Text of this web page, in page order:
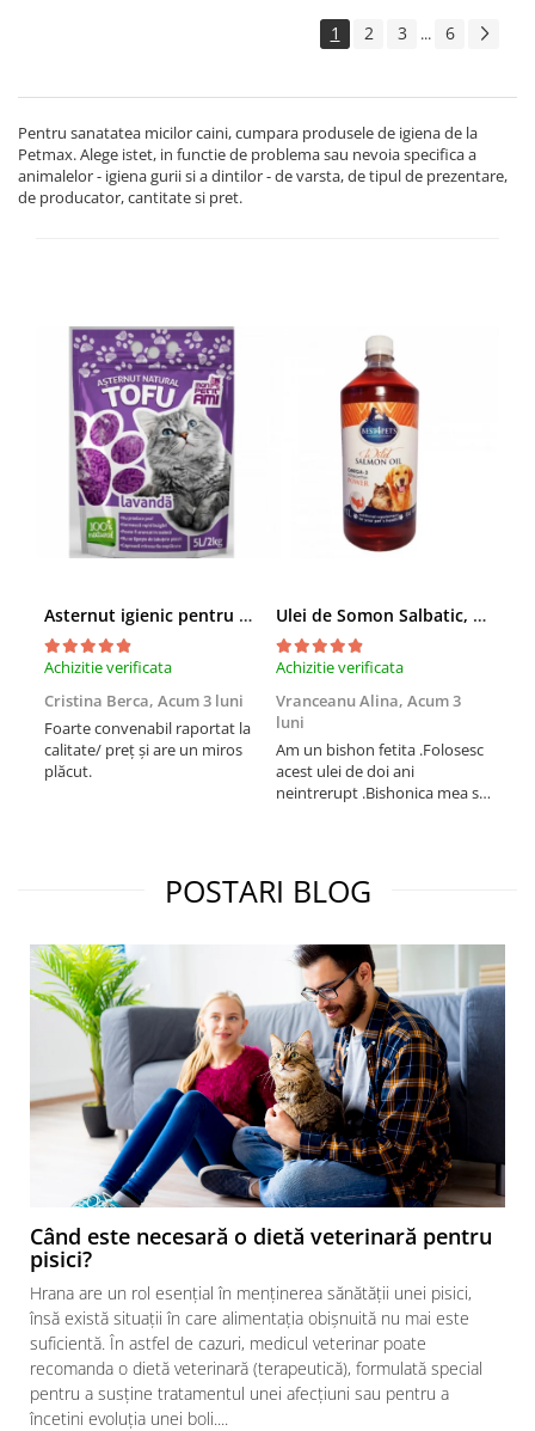
1 2 3 ... 6
Pentru sanatatea micilor caini, cumpara produsele de igiena de la
Petmax. Alege istet, in functie de problema sau nevoia specifica a
animalelor - igiena gurii si a dintilor - de varsta, de tipul de prezentare,
de producator, cantitate si pret.
Asternut igienic pentru pisici Tofu Lavanda, Mon Petit 5 l
Achizitie verificata
Cristina Berca, Acum 3 luni
Foarte convenabil raportat la
calitate/ preț și are un miros
plăcut.
Ulei de Somon Salbatic, câini și pisici, piele si blană, BEST4PETS, 1l
Achizitie verificata
Vranceanu Alina, Acum 3
luni
Am un bishon fetita .Folosesc
acest ulei de doi ani
neintrerupt .Bishonica mea se
treia comanda recomand cu
mult drag !
POSTARI BLOG
Când este necesară o dietă veterinară pentru
pisici?
Hrana are un rol esențial în menținerea sănătății unei pisici,
însă există situații în care alimentația obișnuită nu mai este
suficientă. În astfel de cazuri, medicul veterinar poate
recomanda o dietă veterinară (terapeutică), formulată special
pentru a susține tratamentul unei afecțiuni sau pentru a
încetini evoluția unei boli....